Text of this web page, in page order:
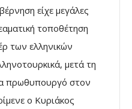
είχε μεγάλες
τοποθέτηση
των ελληνικών
μετά τη
πρωθυπουργό στον
ο Κυριάκος